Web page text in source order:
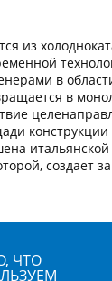
из
в
в
создает
ЧТО